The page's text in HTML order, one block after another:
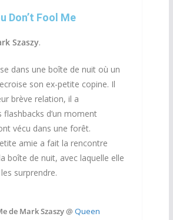
Don’t Fool Me
Szaszy.
dans une boîte de nuit où un
son ex-petite copine. Il
brève relation, il a
d’un moment
vécu dans une forêt.
amie a fait la rencontre
boîte de nuit, avec laquelle elle
surprendre.
de Mark Szaszy@ Queen